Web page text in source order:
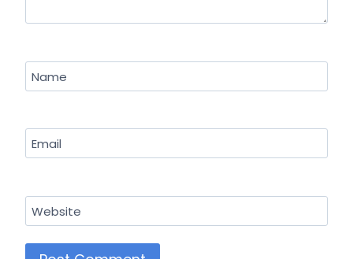
Name
Email
Website